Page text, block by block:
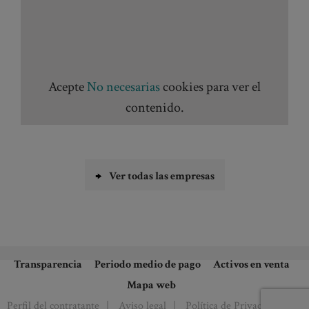
AcepteNo necesariascookies para ver el
contenido.
Ver todas las empresas
Transparencia Periodo medio de pago
Activos en venta
Mapa web
Perfil del contratante
Aviso legal Política de Privacidad